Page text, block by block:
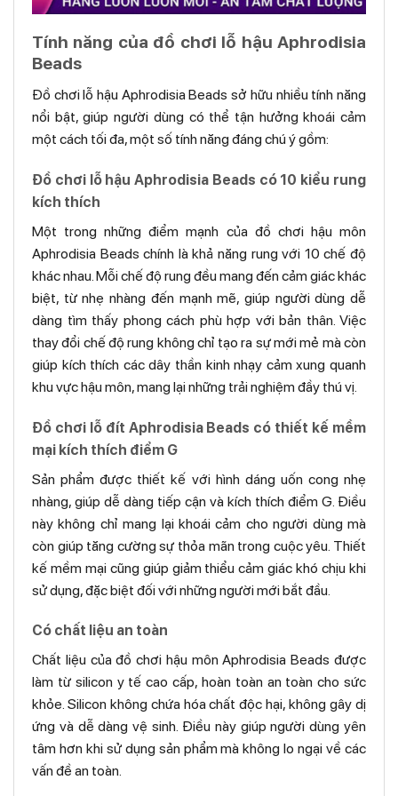
Tính năng của đồ chơi lỗ hậu Aphrodisia
Beads
Đồ chơi lỗ hậu Aphrodisia Beads sở hữu nhiều tính năng
nổi bật, giúp người dùng có thể tận hưởng khoái cảm
một cách tối đa, một số tính năng đáng chú ý gồm:
Đồ chơi lỗ hậu Aphrodisia Beads có 10 kiểu rung
kích thích
Một trong những điểm mạnh của đồ chơi hậu môn
Aphrodisia Beads chính là khả năng rung với 10 chế độ
khác nhau. Mỗi chế độ rung đều mang đến cảm giác khác
biệt, từ nhẹ nhàng đến mạnh mẽ, giúp người dùng dễ
dàng tìm thấy phong cách phù hợp với bản thân. Việc
thay đổi chế độ rung không chỉ tạo ra sự mới mẻ mà còn
giúp kích thích các dây thần kinh nhạy cảm xung quanh
khu vực hậu môn, mang lại những trải nghiệm đầy thú vị.
Đồ chơi lỗ đít Aphrodisia Beads có thiết kế mềm
mại kích thích điểm G
Sản phẩm được thiết kế với hình dáng uốn cong nhẹ
nhàng, giúp dễ dàng tiếp cận và kích thích điểm G. Điều
này không chỉ mang lại khoái cảm cho người dùng mà
còn giúp tăng cường sự thỏa mãn trong cuộc yêu. Thiết
kế mềm mại cũng giúp giảm thiểu cảm giác khó chịu khi
sử dụng, đặc biệt đối với những người mới bắt đầu.
Có chất liệu an toàn
Chất liệu của đồ chơi hậu môn Aphrodisia Beads được
làm từ silicon y tế cao cấp, hoàn toàn an toàn cho sức
khỏe. Silicon không chứa hóa chất độc hại, không gây dị
ứng và dễ dàng vệ sinh. Điều này giúp người dùng yên
tâm hơn khi sử dụng sản phẩm mà không lo ngại về các
vấn đề an toàn.